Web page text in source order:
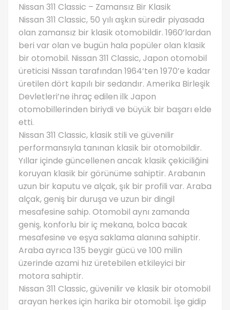
Nissan 311 Classic – Zamansız Bir Klasik
Nissan 311 Classic, 50 yılı aşkın süredir piyasada
olan zamansız bir klasik otomobildir. 1960’lardan
beri var olan ve bugün hala popüler olan klasik
bir otomobil. Nissan 311 Classic, Japon otomobil
üreticisi Nissan tarafından 1964’ten 1970’e kadar
üretilen dört kapılı bir sedandır. Amerika Birleşik
Devletleri’ne ihraç edilen ilk Japon
otomobillerinden biriydi ve büyük bir başarı elde
etti.
Nissan 311 Classic, klasik stili ve güvenilir
performansıyla tanınan klasik bir otomobildir.
Yıllar içinde güncellenen ancak klasik çekiciliğini
koruyan klasik bir görünüme sahiptir. Arabanın
uzun bir kaputu ve alçak, şık bir profili var. Araba
alçak, geniş bir duruşa ve uzun bir dingil
mesafesine sahip. Otomobil aynı zamanda
geniş, konforlu bir iç mekana, bolca bacak
mesafesine ve eşya saklama alanına sahiptir.
Araba ayrıca 135 beygir gücü ve 100 milin
üzerinde azami hız üretebilen etkileyici bir
motora sahiptir.
Nissan 311 Classic, güvenilir ve klasik bir otomobil
arayan herkes için harika bir otomobil. İşe gidip